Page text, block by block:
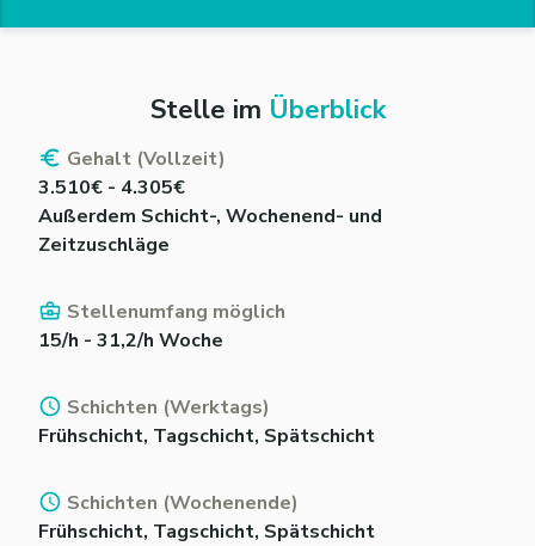
Stelle im Überblick
Gehalt (Vollzeit)
3.510€ - 4.305€
Außerdem Schicht-, Wochenend- und
Zeitzuschläge
Stellenumfang möglich
15/h - 31,2/h Woche
Schichten (Werktags)
Frühschicht, Tagschicht, Spätschicht
Schichten (Wochenende)
Frühschicht, Tagschicht, Spätschicht